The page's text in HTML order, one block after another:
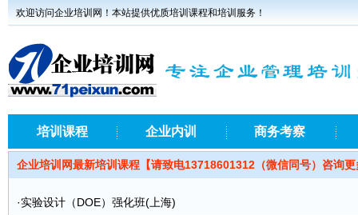
欢迎访问企业培训网！本站提供优质培训课程和培训服务！
培训课程 企业内训 商务考察
企业培训网最新培训课程【请致电13718601312（微信同号）咨询
·实验设计（DOE）强化班(上海)